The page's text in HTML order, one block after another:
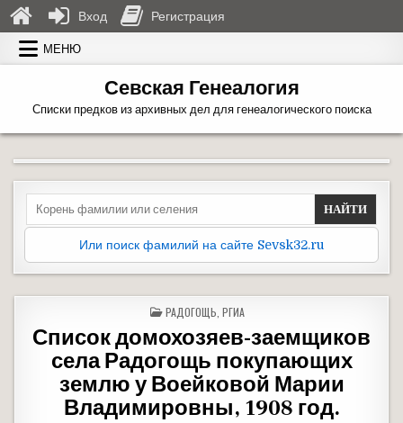
Перейти к содержимому
МЕНЮ
Севская Генеалогия
Списки предков из архивных дел для генеалогического поиска
Search for:
Или поиск фамилий на сайте Sevsk32.ru
ОПУБЛИКОВАНО В
РАДОГОЩЬ РГИА
Список домохозяев-заемщиков
села Радогощь покупающих
землю у Воейковой Марии
Владимировны, 1908 год.
Вход Регистрация